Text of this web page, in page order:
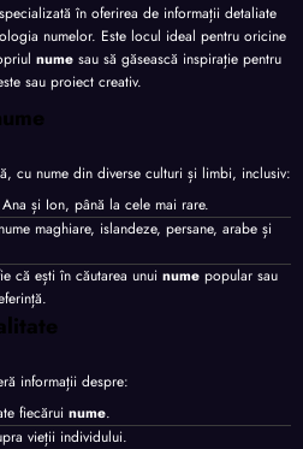
în oferirea de informații detaliate
numelor. Este locul ideal pentru oricine
nume sau să găsească inspirație pentru
sau proiect creativ.
cu nume din diverse culturi și limbi, inclusiv:
și Ion, până la cele mai rare.
maghiare, islandeze, persane, arabe și
că ești în căutarea unui nume popular sau
informații despre:
fiecărui nume.
vieții individului.